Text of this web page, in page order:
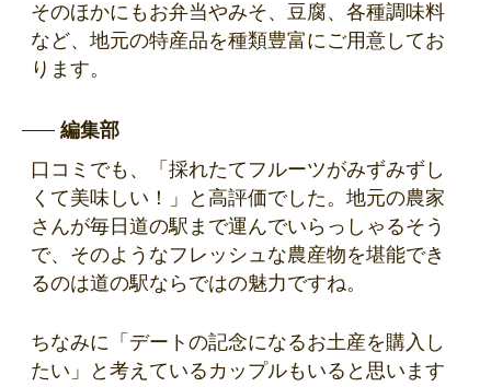
そのほかにもお弁当やみそ、豆腐、各種調味料
など、地元の特産品を種類豊富にご用意してお
ります。
編集部
口コミでも、「採れたてフルーツがみずみずし
くて美味しい！」と高評価でした。地元の農家
さんが毎日道の駅まで運んでいらっしゃるそう
で、そのようなフレッシュな農産物を堪能でき
るのは道の駅ならではの魅力ですね。
ちなみに「デートの記念になるお土産を購入し
たい」と考えているカップルもいると思います